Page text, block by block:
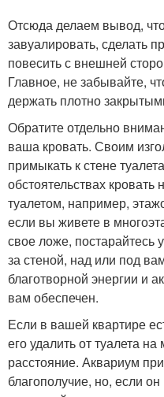
Отсюда делаем вывод,
завуалировать, сделать
повесить с внешней
Главное, не забывайте,
держать плотно
Обратите отдельно
ваша кровать. Своим
примыкать к стене
обстоятельствах
туалетом, например,
если вы живете в
свое ложе, постарайтесь
за стеной, над или под
благотворной энергии и
вам обеспечен.
Если в вашей квартире
его удалить от туалета
расстояние. Аквариум
благополучие, но, если